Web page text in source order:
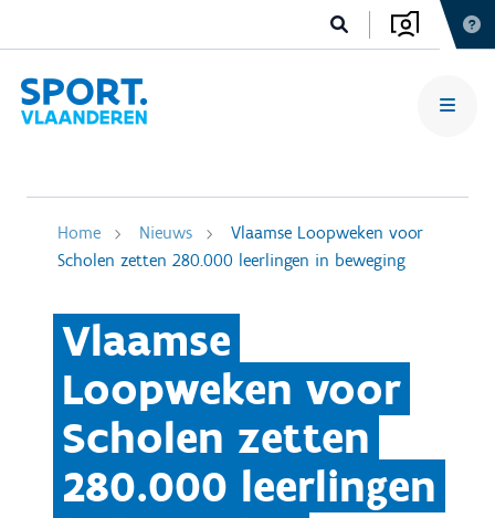
Home Nieuws
Vlaamse Loopweken voor
Scholen zetten 280.000 leerlingen in beweging
Vlaamse
Loopweken voor
Scholen zetten
280.000 leerlingen